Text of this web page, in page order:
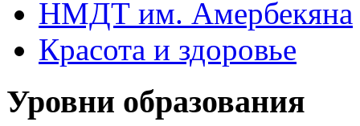
НМДТ им. Амербекяна
Красота и здоровье
Уровни образования